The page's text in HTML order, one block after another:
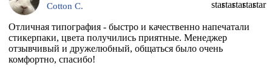
Cotton C.
Отличная типография - быстро и качественно напечатали
стикерпаки, цвета получились приятные. Менеджер
отзывчивый и дружелюбный, общаться было очень
комфортно, спасибо!